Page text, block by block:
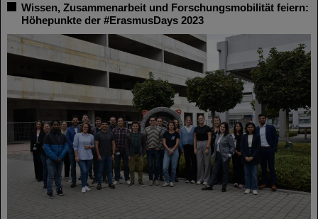
Wissen, Zusammenarbeit und Forschungsmobilität feiern:
Höhepunkte der #ErasmusDays 2023